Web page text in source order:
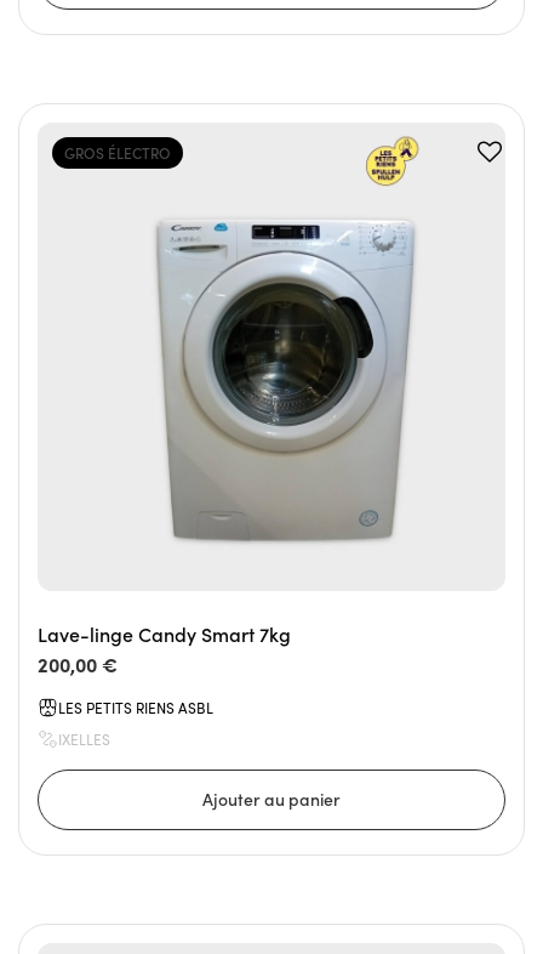
GROS ÉLECTRO
Lave-linge Candy Smart 7kg
200,00 €
LES PETITS RIENS ASBL
IXELLES